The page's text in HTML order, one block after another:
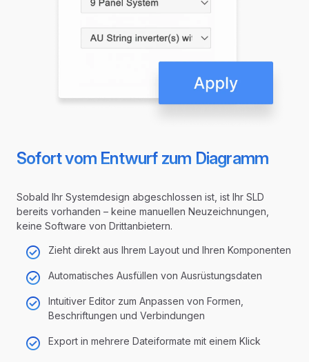
Sofort vom Entwurf zum Diagramm
Sobald Ihr Systemdesign abgeschlossen ist, ist Ihr SLD
bereits vorhanden – keine manuellen Neuzeichnungen,
keine Software von Drittanbietern.
Zieht direkt aus Ihrem Layout und Ihren Komponenten
Automatisches Ausfüllen von Ausrüstungsdaten
Intuitiver Editor zum Anpassen von Formen,
Beschriftungen und Verbindungen
Export in mehrere Dateiformate mit einem Klick